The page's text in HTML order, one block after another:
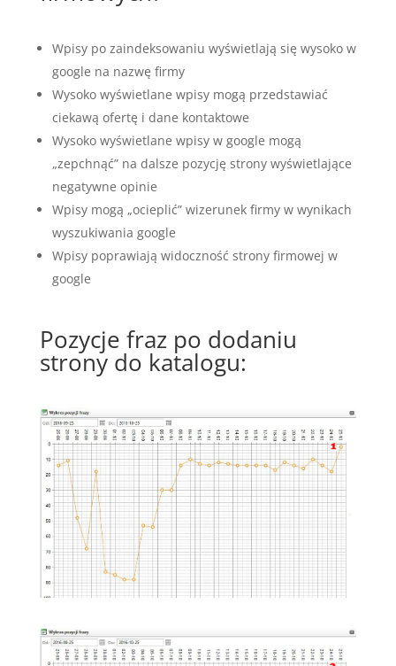
Wpisy po zaindeksowaniu wyświetlają się wysoko w
google na nazwę firmy
Wysoko wyświetlane wpisy mogą przedstawiać
ciekawą ofertę i dane kontaktowe
Wysoko wyświetlane wpisy w google mogą
„zepchnąć” na dalsze pozycję strony wyświetlające
negatywne opinie
Wpisy mogą „ocieplić” wizerunek firmy w wynikach
wyszukiwania google
Wpisy poprawiają widoczność strony firmowej w
google
Pozycje fraz po dodaniu
strony do katalogu: